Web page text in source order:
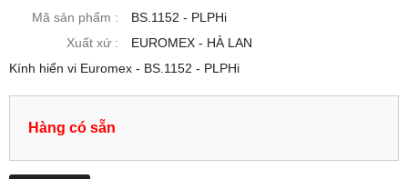
Mã sản phẩm :
BS.1152 ‑ PLPHi
Xuất xứ :
EUROMEX - HÀ LAN
Kính hiển vi Euromex - BS.1152 ‑ PLPHi
Hàng có sẵn